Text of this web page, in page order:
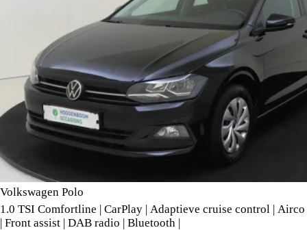
Volkswagen Polo
1.0 TSI Comfortline | CarPlay | Adaptieve cruise control | Airco
| Front assist | DAB radio | Bluetooth |